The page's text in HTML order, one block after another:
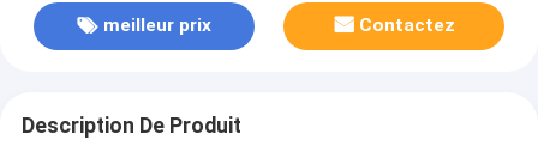
meilleur prix Contactez
Description De Produit